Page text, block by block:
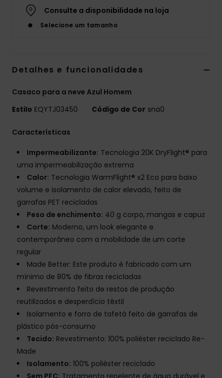
Consulte a disponibilidade na loja
Selecione um tamanho
Detalhes e funcionalidades
Casaco para a neve Azul Homem
Estilo EQYTJ03450 Código de Cor sna0
Características
Impermeabilizante: Tecnologia 20K DryFlight® para
uma impermeabilização extrema
Calor: Tecnologia WarmFlight® x2 Eco para baixo
volume e isolamento de calor elevado, feito de
garrafas PET recicladas
Peso de enchimento: 40 g corpo, mangas e capuz
Corte: Moderno, um look elegante e
contemporâneo com a mobilidade de um corte
regular
Made Better: Este produto é fabricado com um
mínimo de 80% de fibras recicladas
Revestimento feito de restos de produção
reutilizados e desperdício têxtil
Isolamento e forro de tafetá feito de garrafas de
plástico pós-consumo
Tecido: Revestimento: 100% poliéster reciclado Re-
Made
Isolamento: 100% poliéster reciclado